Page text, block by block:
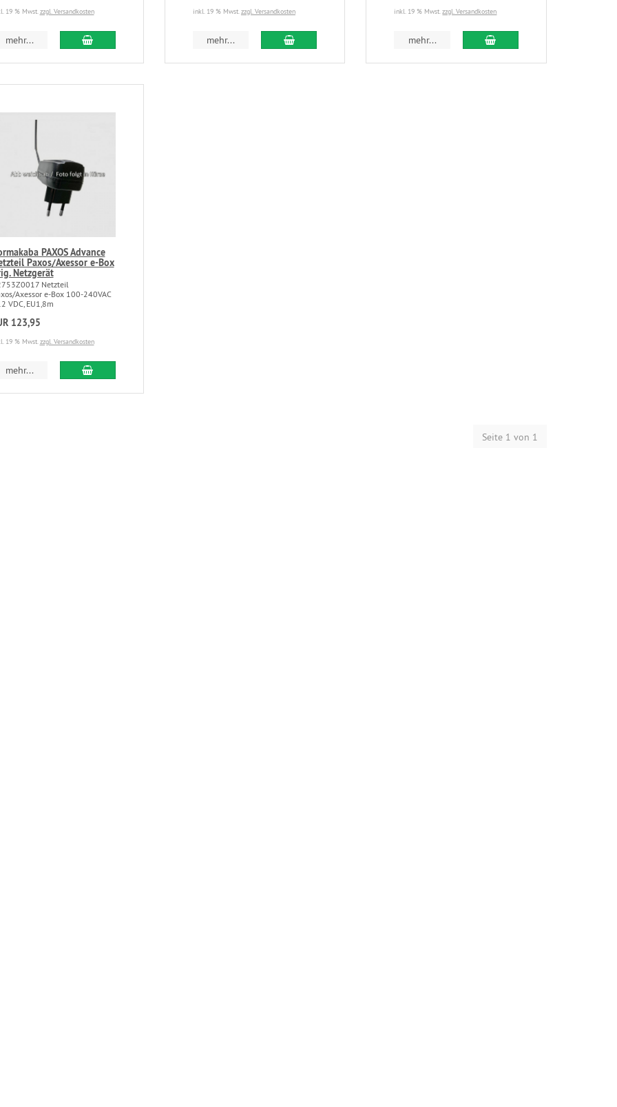
19 % Mwst.zzgl. Versandkosten
mehr...
inkl. 19 % Mwst.zzgl. Versandkosten
mehr...
inkl. 19 % Mwst.zzgl. Versandkosten
mehr...
PAXOS Advance
Paxos/Axessor e-Box
Netzgerät
Netzteil
Axessor e-Box 100-240VAC
VDC, EU1,8m
123,95
19 % Mwst.zzgl. Versandkosten
mehr...
Seite 1 von 1